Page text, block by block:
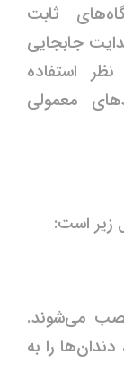
ثابت
جابجایی
استفاده
معمولی
زیر است:
می‌شوند.
را به